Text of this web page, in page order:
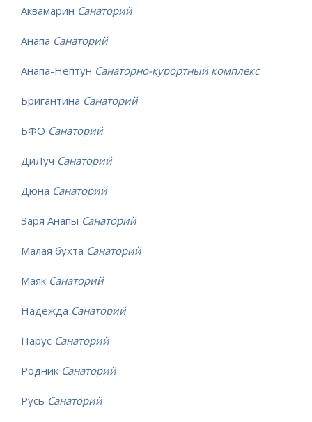
Аквамарин Санаторий
Анапа Санаторий
Анапа-Нептун Санаторно-курортный комплекс
Бригантина Санаторий
БФО Санаторий
ДиЛуч Санаторий
Дюна Санаторий
Заря Анапы Санаторий
Малая бухта Санаторий
Маяк Санаторий
Надежда Санаторий
Парус Санаторий
Родник Санаторий
Русь Санаторий